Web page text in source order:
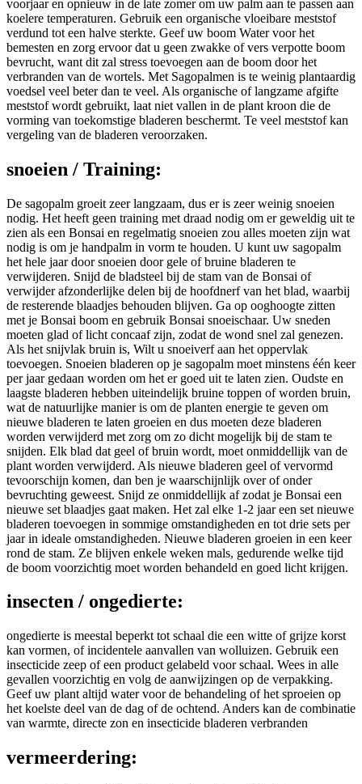
voorjaar en opnieuw in de late zomer om uw palm aan te passen aan
koelere temperaturen. Gebruik een organische vloeibare meststof
verdund tot een halve sterkte. Geef uw boom Water voor het
bemesten en zorg ervoor dat u geen zwakke of vers verpotte boom
bevrucht, want dit zal stress toevoegen aan de boom door het
verbranden van de wortels. Met Sagopalmen is te weinig plantaardig
voedsel veel beter dan te veel. Als organische of langzame afgifte
meststof wordt gebruikt, laat niet vallen in de plant kroon die de
vorming van toekomstige bladeren beschermt. Te veel meststof kan
vergeling van de bladeren veroorzaken.
snoeien / Training:
De sagopalm groeit zeer langzaam, dus er is zeer weinig snoeien
nodig. Het heeft geen training met draad nodig om er geweldig uit te
zien als een Bonsai en regelmatig snoeien zou alles moeten zijn wat
nodig is om je handpalm in vorm te houden. U kunt uw sagopalm
het hele jaar door snoeien door gele of bruine bladeren te
verwijderen. Snijd de bladsteel bij de stam van de Bonsai of
verwijder afzonderlijke delen bij de hoofdnerf van het blad, waarbij
de resterende blaadjes behouden blijven. Ga op ooghoogte zitten
met je Bonsai boom en gebruik Bonsai snoeischaar. Uw sneden
moeten glad of licht concaaf zijn, zodat de wond snel zal genezen.
Als het snijvlak bruin is, Wilt u snoeiverf aan het oppervlak
toevoegen. Snoeien bladeren op je sagopalm moet minstens één keer
per jaar gedaan worden om het er goed uit te laten zien. Oudste en
laagste bladeren hebben uiteindelijk bruine toppen of worden bruin,
wat de natuurlijke manier is om de planten energie te geven om
nieuwe bladeren te laten groeien en dus moeten deze bladeren
worden verwijderd met zorg om zo dicht mogelijk bij de stam te
snijden. Elk blad dat geel of bruin wordt, moet onmiddellijk van de
plant worden verwijderd. Als nieuwe bladeren geel of vervormd
tevoorschijn komen, dan ben je waarschijnlijk over of onder
bevruchting geweest. Snijd ze onmiddellijk af zodat je Bonsai een
nieuwe set blaadjes gaat maken. Het zal elke 1-2 jaar een set nieuwe
bladeren toevoegen in sommige omstandigheden en tot drie sets per
jaar in ideale omstandigheden. Nieuwe bladeren groeien in een keer
rond de stam. Ze blijven enkele weken mals, gedurende welke tijd
de boom voorzichtig moet worden behandeld en goed licht krijgen.
insecten / ongedierte:
ongedierte is meestal beperkt tot schaal die een witte of grijze korst
kan vormen, of incidentele aanvallen van wolluizen. Gebruik een
insecticide zeep of een product gelabeld voor schaal. Wees in alle
gevallen voorzichtig en volg de aanwijzingen op de verpakking.
Geef uw plant altijd water voor de behandeling of het sproeien op
het koelste deel van de dag of de ochtend. Anders kan de combinatie
van warmte, directe zon en insecticide bladeren verbranden
vermeerdering: